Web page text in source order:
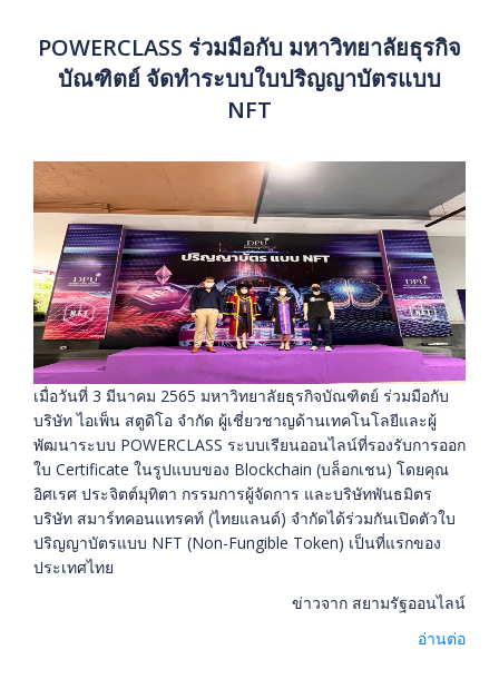
POWERCLASS ร่วมมือกับ มหาวิทยาลัยธุรกิจ
บัณฑิตย์ จัดทำระบบใบปริญญาบัตรแบบ
NFT
เมื่อวันที่ 3 มีนาคม 2565 มหาวิทยาลัยธุรกิจบัณฑิตย์ ร่วมมือกับ
บริษัท ไอเพ็น สตูดิโอ จำกัด ผู้เชี่ยวชาญด้านเทคโนโลยีและผู้
พัฒนาระบบ POWERCLASS ระบบเรียนออนไลน์ที่รองรับการออก
ใบ Certificate ในรูปแบบของ Blockchain (บล็อกเชน) โดยคุณ
อิศเรศ ประจิตต์มุทิตา กรรมการผู้จัดการ และบริษัทพันธมิตร
บริษัท สมาร์ทคอนแทรคท์ (ไทยแลนด์) จำกัดได้ร่วมกันเปิดตัวใบ
ปริญญาบัตรแบบ NFT (Non-Fungible Token) เป็นที่แรกของ
ประเทศไทย
ข่าวจาก สยามรัฐออนไลน์
อ่านต่อ